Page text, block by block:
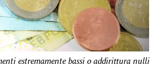
estremamente bassi o addirittura nulli